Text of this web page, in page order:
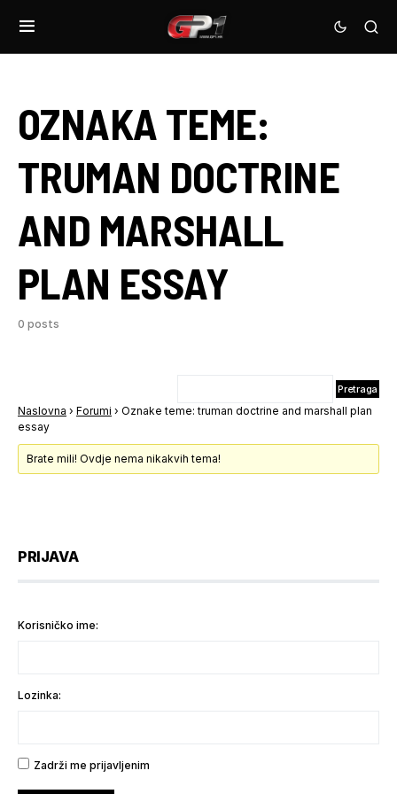
OZNAKA TEME:
TRUMAN DOCTRINE
AND MARSHALL
PLAN ESSAY
0 posts
Naslovna › Forumi › Oznake teme: truman doctrine and marshall plan
essay
Brate mili! Ovdje nema nikakvih tema!
PRIJAVA
Korisničko ime:
Lozinka:
Zadrži me prijavljenim